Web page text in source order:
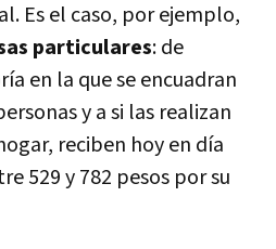
Es el caso, por ejemplo,
particulares: de
en la que se encuadran
y a si las realizan
reciben hoy en día
529 y 782 pesos por su